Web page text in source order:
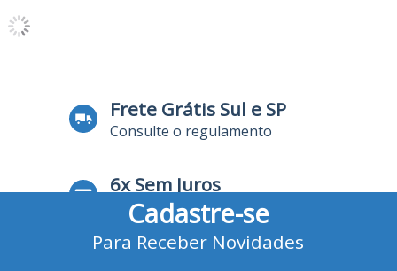
Frete Grátis Sul e SP
Consulte o regulamento
6x Sem Juros
no Cartão de Crédito
Cadastre-se
Para Receber Novidades